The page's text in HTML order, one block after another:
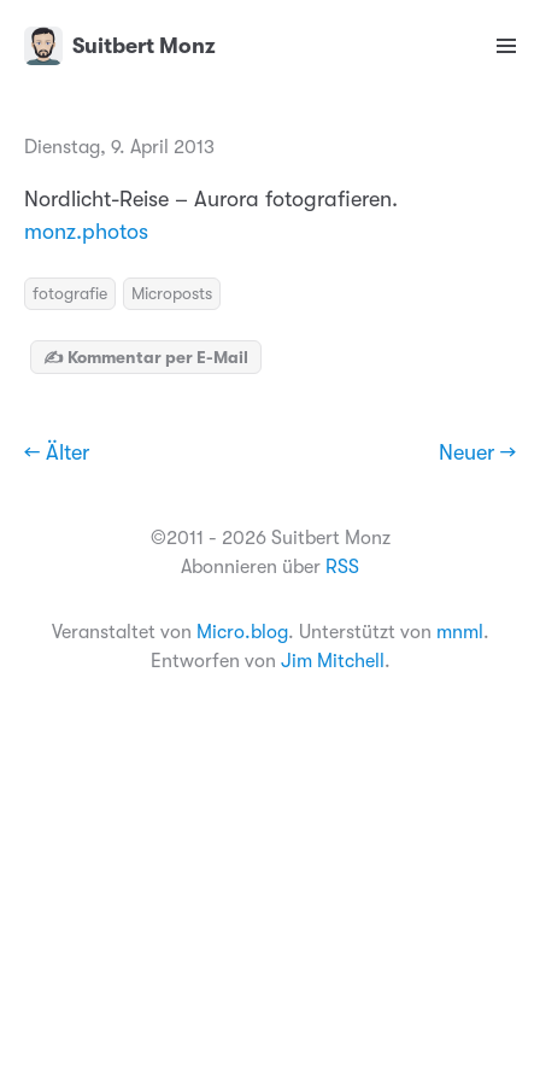
Suitbert Monz
Dienstag, 9. April 2013
Nordlicht-Reise – Aurora fotografieren.
monz.photos
fotografie Microposts
✍️ Kommentar per E-Mail
← Älter Neuer →
©2011 - 2026 Suitbert Monz
Abonnieren über RSS
Veranstaltet von Micro.blog. Unterstützt von mnml .
Entworfen von Jim Mitchell .